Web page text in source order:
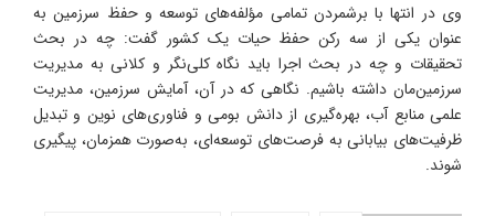
وی در انتها با برشمردن تمامی مؤلفه‌های توسعه و حفظ سرزمین به
عنوان یکی از سه رکن حفظ حیات یک کشور گفت: چه در بحث
تحقیقات و چه در بحث اجرا باید نگاه کلی‌نگر و کلانی به مدیریت
سرزمین‌مان داشته باشیم. نگاهی که در آن، آمایش سرزمین، مدیریت
علمی منابع آب، بهره‌گیری از دانش بومی و فناوری‌های نوین و تبدیل
ظرفیت‌های بیابانی به فرصت‌های توسعه‌ای، به‌صورت همزمان، پیگیری
شوند.